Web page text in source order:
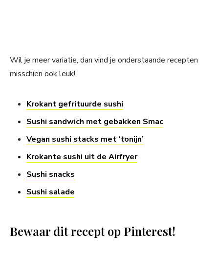
Wil je meer variatie, dan vind je onderstaande recepten
misschien ook leuk!
Krokant gefrituurde sushi
Sushi sandwich met gebakken Smac
Vegan sushi stacks met ‘tonijn’
Krokante sushi uit de Airfryer
Sushi snacks
Sushi salade
Bewaar dit recept op Pinterest!